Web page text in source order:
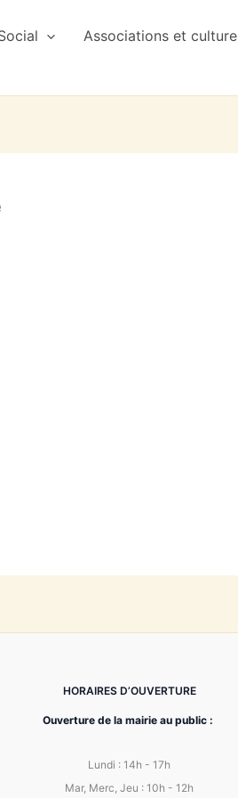
Associations et culture
HORAIRES D’OUVERTURE
Ouverture de la mairie au public :
Lundi : 14h - 17h
Mar, Merc, Jeu : 10h - 12h